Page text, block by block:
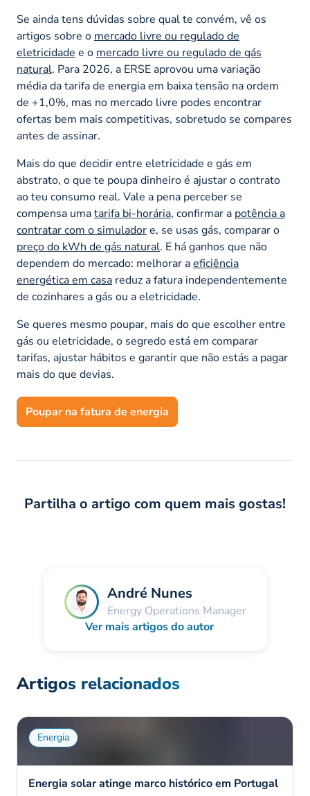
Se ainda tens dúvidas sobre qual te convém, vê os
artigos sobre o mercado livre ou regulado de
eletricidade e o mercado livre ou regulado de gás
natural. Para 2026, a ERSE aprovou uma variação
média da tarifa de energia em baixa tensão na ordem
de +1,0%, mas no mercado livre podes encontrar
ofertas bem mais competitivas, sobretudo se compares
antes de assinar.
Mais do que decidir entre eletricidade e gás em
abstrato, o que te poupa dinheiro é ajustar o contrato
ao teu consumo real. Vale a pena perceber se
compensa umatarifa bi-horária, confirmar a potência a
contratar com o simuladore, se usas gás, comparar o
preço do kWh de gás natural. E há ganhos que não
dependem do mercado: melhorar aeficiência
energética em casa reduz a fatura independentemente
de cozinhares a gás ou a eletricidade.
Se queres mesmo poupar, mais do que escolher entre
gás ou eletricidade, o segredo está em comparar
tarifas, ajustar hábitos e garantir que não estás a pagar
mais do que devias.
Poupar na fatura de energia
Partilha o artigo com quem mais gostas!
André Nunes
Energy Operations Manager
Ver mais artigos do autor
Artigos relacionados
Energia
Energia solar atinge marco histórico em Portugal